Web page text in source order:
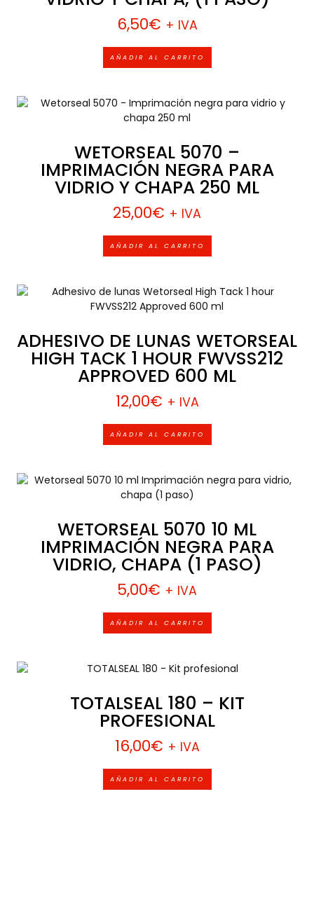
6,50€ + IVA
AÑADIR AL CARRITO
WETORSEAL 5070 –
IMPRIMACIÓN NEGRA PARA
VIDRIO Y CHAPA 250 ML
25,00€ + IVA
AÑADIR AL CARRITO
ADHESIVO DE LUNAS WETORSEAL
HIGH TACK 1 HOUR FWVSS212
APPROVED 600 ML
12,00€ + IVA
AÑADIR AL CARRITO
WETORSEAL 5070 10 ML
IMPRIMACIÓN NEGRA PARA
VIDRIO, CHAPA (1 PASO)
5,00€ + IVA
AÑADIR AL CARRITO
TOTALSEAL 180 – KIT
PROFESIONAL
16,00€ + IVA
AÑADIR AL CARRITO